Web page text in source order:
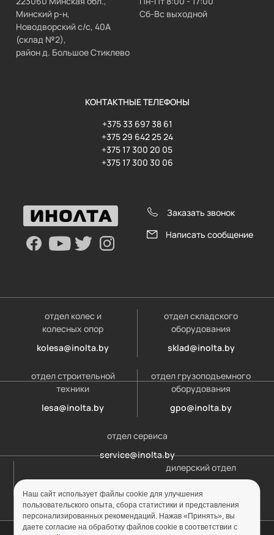
Минский р-н,
Новодворский с/с, 40А
(склад №2),
район д. Большое Стиклево
Сб-Вс выходной
КОНТАКТНЫЕ ТЕЛЕФОНЫ
+375 33 697 38 61
+375 29 642 25 24
+375 17 300 20 05
+375 17 300 30 06
Заказать звонок
Написать сообщение
отдел колес и
колесных опор
kolesa@inolta.by
отдел складского
оборудования
sklad@inolta.by
отдел строительной
техники
lesa@inolta.by
отдел грузоподъемного
оборудования
gpo@inolta.by
отдел сервиса
service@inolta.by
дилерский отдел
Наш сайт использует файлы cookie для улучшения
пользовательского опыта, сбора статистики и представления
персонализированных рекомендаций. Нажав «Принять», вы
даете согласие на обработку файлов cookie в соответствии с